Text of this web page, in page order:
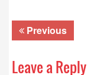
Previous
Leave a Reply